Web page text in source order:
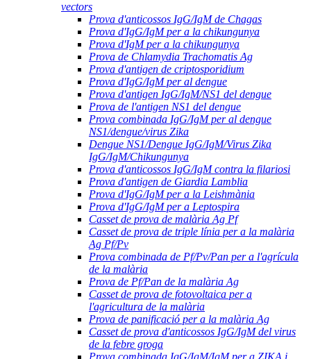
vectors
Prova d'anticossos IgG/IgM de Chagas
Prova d'IgG/IgM per a la chikungunya
Prova d'IgM per a la chikungunya
Prova de Chlamydia Trachomatis Ag
Prova d'antigen de criptosporidium
Prova d'IgG/IgM per al dengue
Prova d'antigen IgG/IgM/NS1 del dengue
Prova de l'antigen NS1 del dengue
Prova combinada IgG/IgM per al dengue
NS1/dengue/virus Zika
Dengue NS1/Dengue IgG/IgM/Virus Zika
IgG/IgM/Chikungunya
Prova d'anticossos IgG/IgM contra la filariosi
Prova d'antigen de Giardia Lamblia
Prova d'IgG/IgM per a la Leishmània
Prova d'IgG/IgM per a Leptospira
Casset de prova de malària Ag Pf
Casset de prova de triple línia per a la malària
Ag Pf/Pv
Prova combinada de Pf/Pv/Pan per a l'agrícula
de la malària
Prova de Pf/Pan de la malària Ag
Casset de prova de fotovoltaica per a
l'agricultura de la malària
Prova de panificació per a la malària Ag
Casset de prova d'anticossos IgG/IgM del virus
de la febre groga